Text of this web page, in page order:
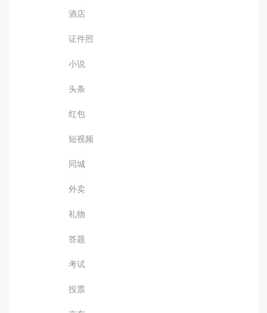
酒店
证件照
小说
头条
红包
短视频
同城
外卖
礼物
答题
考试
投票